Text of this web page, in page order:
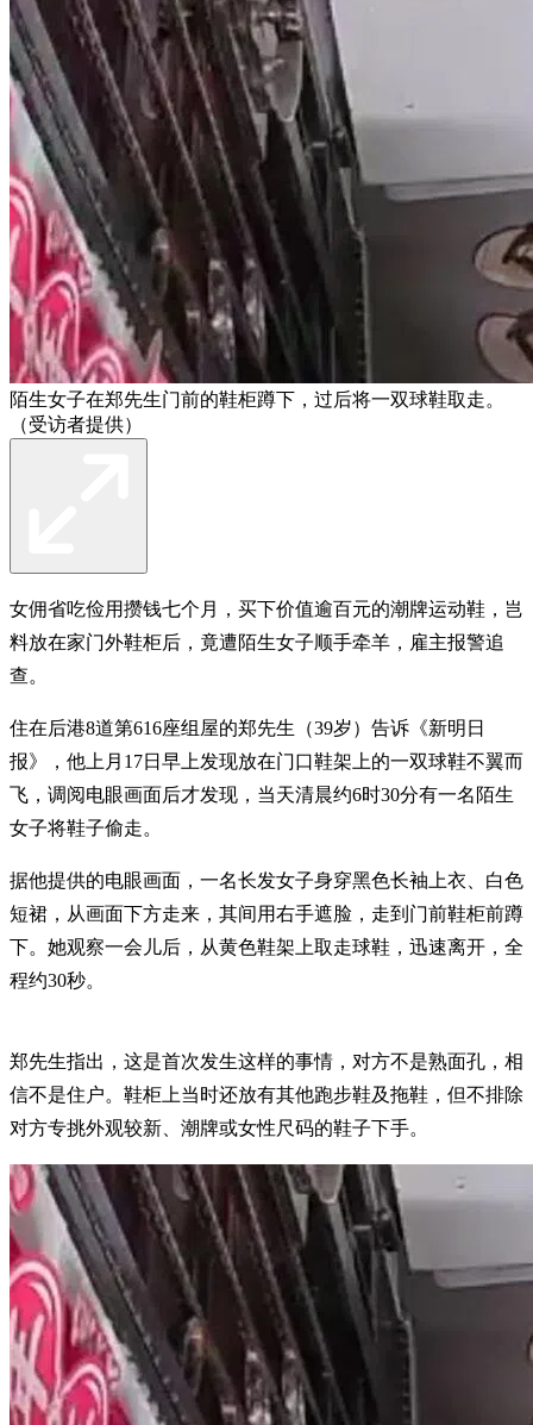
陌生女子在郑先生门前的鞋柜蹲下，过后将一双球鞋取走。
（受访者提供）
女佣省吃俭用攒钱七个月，买下价值逾百元的潮牌运动鞋，岂
料放在家门外鞋柜后，竟遭陌生女子顺手牵羊，雇主报警追
查。
住在后港8道第616座组屋的郑先生（39岁）告诉《新明日
报》，他上月17日早上发现放在门口鞋架上的一双球鞋不翼而
飞，调阅电眼画面后才发现，当天清晨约6时30分有一名陌生
女子将鞋子偷走。
据他提供的电眼画面，一名长发女子身穿黑色长袖上衣、白色
短裙，从画面下方走来，其间用右手遮脸，走到门前鞋柜前蹲
下。她观察一会儿后，从黄色鞋架上取走球鞋，迅速离开，全
程约30秒。
郑先生指出，这是首次发生这样的事情，对方不是熟面孔，相
信不是住户。鞋柜上当时还放有其他跑步鞋及拖鞋，但不排除
对方专挑外观较新、潮牌或女性尺码的鞋子下手。